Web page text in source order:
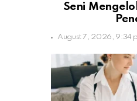
Seni
August 7, 2026, 9:34